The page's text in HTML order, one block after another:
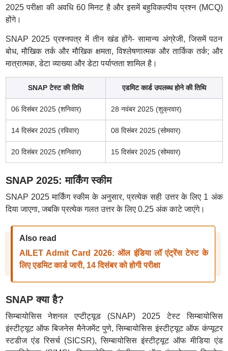
2025 परीक्षा की अवधि 60 मिनट है और इसमें बहुविकल्पीय प्रश्न (MCQ)
होंगे।
SNAP 2025 प्रश्नपत्र में तीन खंड होंगे- सामान्य अंग्रेजी, जिसमें पठन
बोध, मौखिक तर्क और मौखिक क्षमता, विश्लेषणात्मक और तार्किक तर्क; और
मात्रात्मक, डेटा व्याख्या और डेटा पर्याप्तता शामिल है।
SNAP टेस्ट की तिथि एडमिट कार्ड उपलब्ध होने की तिथि
06 दिसंबर 2025 (शनिवार) 28 नवंबर 2025 (शुक्रवार)
14 दिसंबर 2025 (रविवार) 08 दिसंबर 2025 (सोमवार)
20 दिसंबर 2025 (शनिवार) 15 दिसंबर 2025 (सोमवार)
SNAP 2025: मार्किंग स्कीम
SNAP 2025 मार्किंग स्कीम के अनुसार, प्रत्येक सही उत्तर के लिए 1 अंक
दिया जाएगा, जबकि प्रत्येक गलत उत्तर के लिए 0.25 अंक काटे जाएंगे।
Also read
AILET Admit Card 2026: ऑल इंडिया लॉ एंट्रेंस टेस्ट के
लिए एडमिट कार्ड जारी, 14 दिसंबर को होगी परीक्षा
SNAP क्या है?
सिम्बायोसिस नेशनल एप्टीट्यूड (SNAP) 2025 टेस्ट सिम्बायोसिस
इंस्टीट्यूट ऑफ बिजनेस मैनेजमेंट पुणे, सिम्बायोसिस इंस्टीट्यूट ऑफ कंप्यूटर
स्टडीज एंड रिसर्च (SICSR), सिम्बायोसिस इंस्टीट्यूट ऑफ मीडिया एंड